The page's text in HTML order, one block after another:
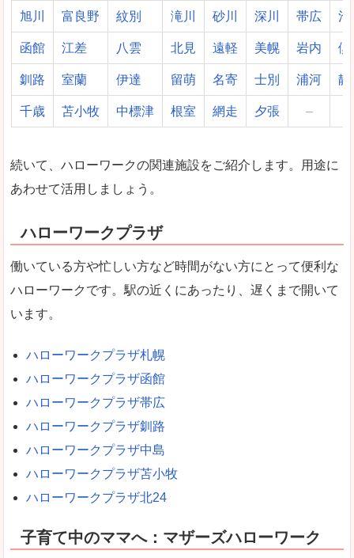
旭川 富良野 紋別 滝川 砂川 深川 帯広 池
函館 江差 八雲 北見 遠軽 美幌 岩内 倶
釧路 室蘭 伊達 留萌 名寄 士別 浦河 静
千歳 苫小牧 中標津 根室 網走 夕張 –
続いて、ハローワークの関連施設をご紹介します。用途に
あわせて活用しましょう。
ハローワークプラザ
働いている方や忙しい方など時間がない方にとって便利な
ハローワークです。駅の近くにあったり、遅くまで開いて
います。
ハローワークプラザ札幌
ハローワークプラザ函館
ハローワークプラザ帯広
ハローワークプラザ釧路
ハローワークプラザ中島
ハローワークプラザ苫小牧
ハローワークプラザ北24
子育て中のママへ：マザーズハローワーク